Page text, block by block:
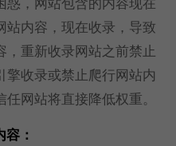
站内容，现在收录，导致
，重新收录网站之前禁止
擎收录或禁止爬行网站内
网站将直接降低权重。
：